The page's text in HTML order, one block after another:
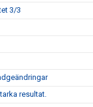
3/3
resultat.